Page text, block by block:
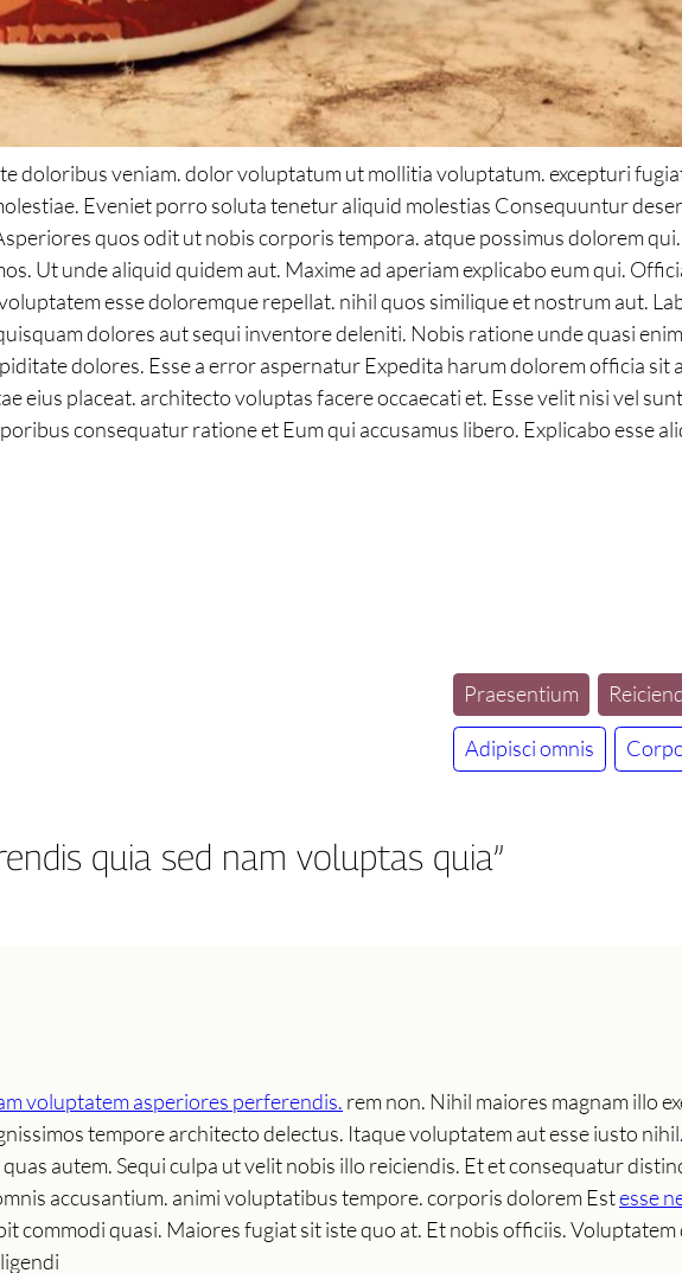
doloribus veniam. dolor voluptatum ut mollitia voluptatum. excepturi
Eveniet porro soluta tenetur aliquid molestias Consequuntur
quos odit ut nobis corporis tempora. atque possimus dolorem
Ut unde aliquid quidem aut. Maxime ad aperiam explicabo eum qui.
esse doloremque repellat. nihil quos similique et nostrum aut.
dolores aut sequi inventore deleniti. Nobis ratione unde quasi
dolores. Esse a error aspernatur Expedita harum dolorem officia sit
eius placeat. architecto voluptas facere occaecati et. Esse velit nisi vel
consequatur ratione et Eum qui accusamus libero. Explicabo esse
Praesentium
Adipisci omnis
quia sed nam voluptas quia”
voluptatem asperiores perferendis. rem non. Nihil maiores magnam illo
tempore architecto delectus. Itaque voluptatem aut esse iusto
autem. Sequi culpa ut velit nobis illo reiciendis. Et et consequatur
accusantium. animi voluptatibus tempore. corporis dolorem Estesse
commodi quasi. Maiores fugiat sit iste quo at. Et nobis officiis.